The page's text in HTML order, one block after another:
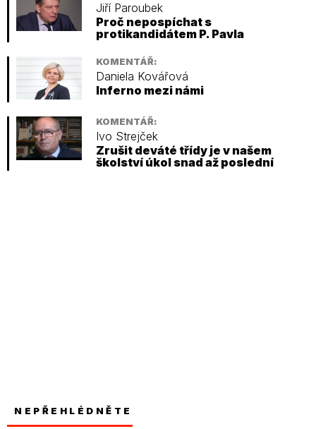
Jiří Paroubek
Proč nepospíchat s
protikandidátem P. Pavla
KOMENTÁŘ:
Daniela Kovářová
Inferno mezi námi
KOMENTÁŘ:
Ivo Strejček
Zrušit deváté třídy je v našem
školství úkol snad až poslední
NEPŘEHLÉDNĚTE